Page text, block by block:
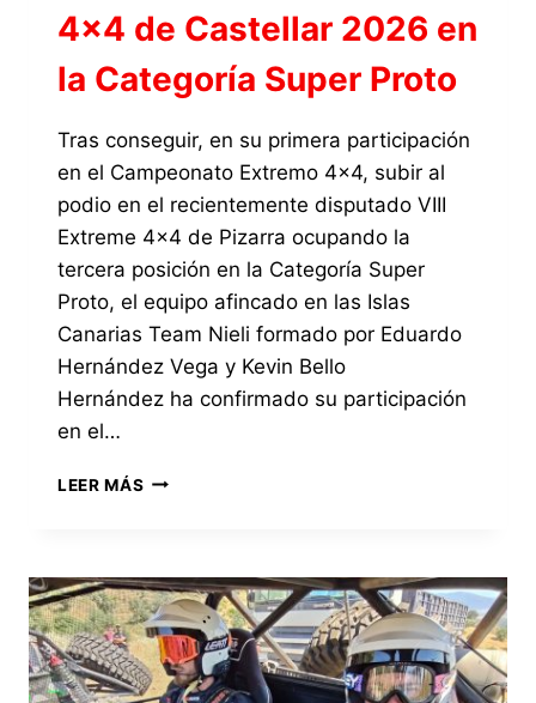
4×4 de Castellar 2026 en
la Categoría Super Proto
Tras conseguir, en su primera participación
en el Campeonato Extremo 4×4, subir al
podio en el recientemente disputado VIII
Extreme 4×4 de Pizarra ocupando la
tercera posición en la Categoría Super
Proto, el equipo afincado en las Islas
Canarias Team Nieli formado por Eduardo
Hernández Vega y Kevin Bello
Hernández ha confirmado su participación
en el…
LEER MÁS EL
DE
LAS
ISLAS
CANARIAS
PARTICIPARÁ